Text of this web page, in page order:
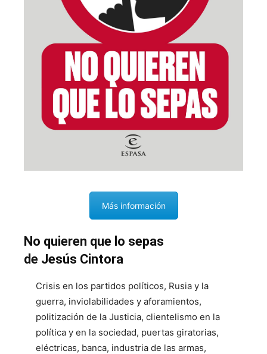
Más información
No quieren que lo sepas
de Jesús Cintora
Crisis en los partidos políticos, Rusia y la
guerra, inviolabilidades y aforamientos,
politización de la Justicia, clientelismo en la
política y en la sociedad, puertas giratorias,
eléctricas, banca, industria de las armas,